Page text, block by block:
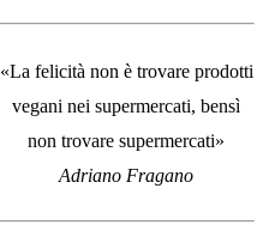
«La felicità non è trovare prodotti
vegani nei supermercati, bensì
non trovare supermercati»
Adriano Fragano